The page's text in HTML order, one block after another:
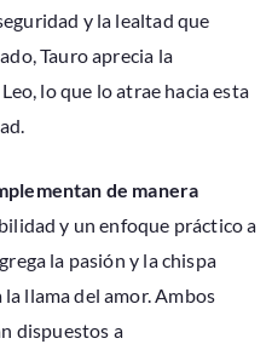
y la lealtad que
Tauro aprecia la
lo que lo atrae hacia esta
de manera
y un enfoque práctico a
la pasión y la chispa
llama del amor. Ambos
dispuestos a